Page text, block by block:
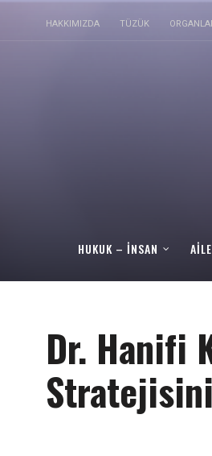
HAKKIMIZDA TÜZÜK
HUKUK – İNSAN
Dr. Hanifi